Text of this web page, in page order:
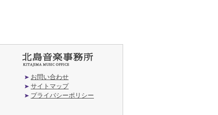
お問い合わせ
サイトマップ
プライバシーポリシー